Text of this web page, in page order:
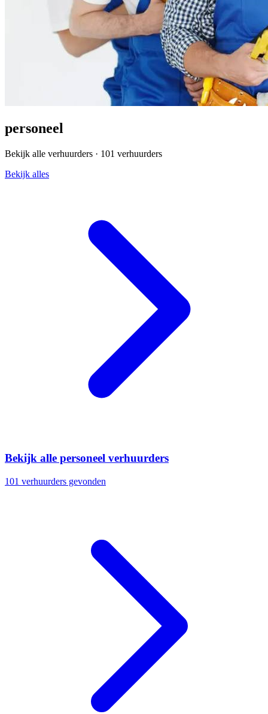
personeel
Bekijk alle verhuurders · 101 verhuurders
Bekijk alles
Bekijk alle personeel verhuurders
101 verhuurders gevonden